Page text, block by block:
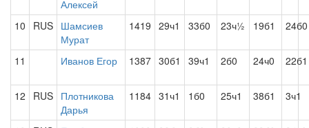
Алексей
10 RUS Шамсиев
Мурат
1419 29ч1 33б0 23ч½ 19б1 24б0
11 Иванов Егор 1387 30б1 39ч1 2б0 24ч0 22б1
12 RUS Плотникова
Дарья
1184 31ч1 1б0 25ч1 38б1 3ч1